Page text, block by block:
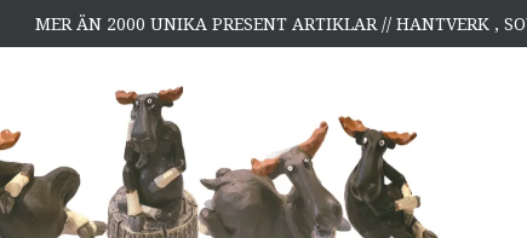
MER ÄN 2000 UNIKA PRESENT ARTIKLAR // HANTVERK ,